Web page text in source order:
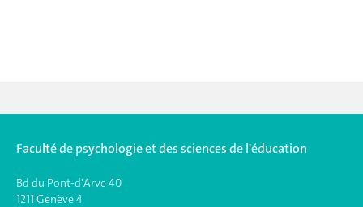
Faculté de psychologie et des sciences de l'éducation
Bd du Pont-d'Arve 40
1211 Genève 4